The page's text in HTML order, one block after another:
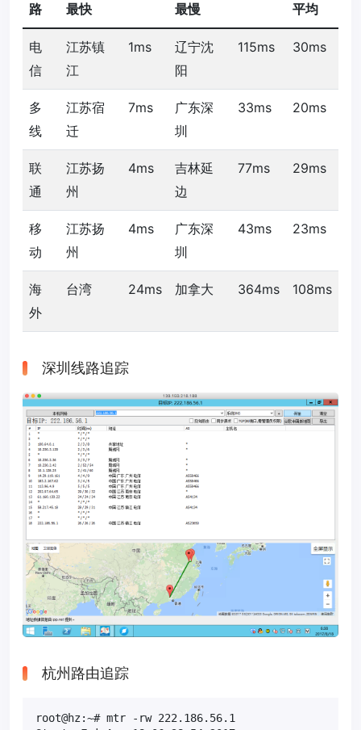
路
最快 最慢 平均
电
信
江苏镇
江
1ms
辽宁沈
阳
115ms 30ms
多
线
江苏宿
迁
7ms
广东深
圳
33ms 20ms
联
通
江苏扬
州
4ms
吉林延
边
77ms 29ms
移
动
江苏扬
州
4ms
广东深
圳
43ms 23ms
海
外
台湾 24ms 加拿大 364ms 108ms
深圳线路追踪
杭州路由追踪
root@hz:~# mtr -rw 222.186.56.1